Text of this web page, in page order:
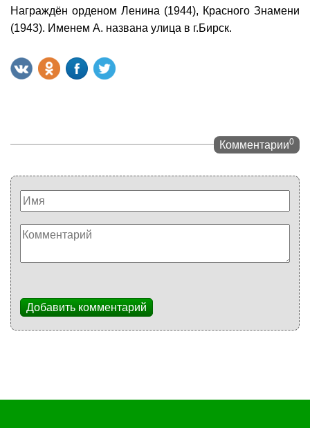
Награждён орденом Ленина (1944), Красного Знамени
(1943). Именем А. названа улица в г.Бирск.
Комментарии0
Добавить комментарий